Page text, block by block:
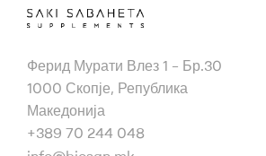
San
Ферид Мурати Влез 1 – Бр.30
1000 Скопје, Република
Македонија
+389 70 244 048